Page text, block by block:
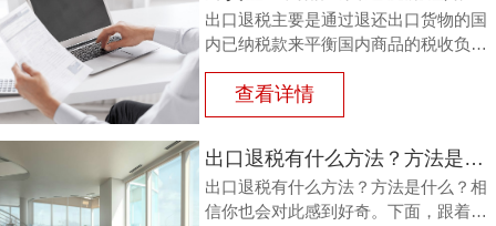
出口退税主要是通过退还出口货物的国
内已纳税款来平衡国内商品的税收负
担，从而鼓励企业出口。那么，外贸商
品出口退税流程如何？能退多少？广州
鸿裕财税以下用案例说明。
查看详情
出口退税有什么方法？方法是什么？
出口退税有什么方法？方法是什么？相
信你也会对此感到好奇。下面，跟着广